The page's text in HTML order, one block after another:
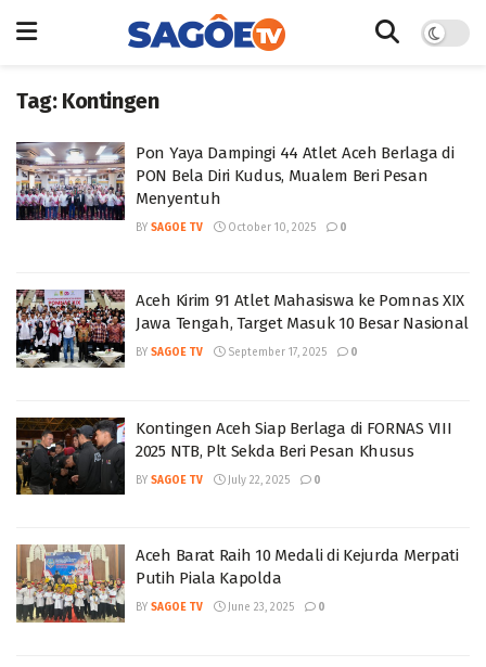
Tag: Kontingen
Pon Yaya Dampingi 44 Atlet Aceh Berlaga di
PON Bela Diri Kudus, Mualem Beri Pesan
Menyentuh
BY SAGOE TV October 10, 2025 0
Aceh Kirim 91 Atlet Mahasiswa ke Pomnas XIX
Jawa Tengah, Target Masuk 10 Besar Nasional
BY SAGOE TV September 17, 2025 0
Kontingen Aceh Siap Berlaga di FORNAS VIII
2025 NTB, Plt Sekda Beri Pesan Khusus
BY SAGOE TV July 22, 2025 0
Aceh Barat Raih 10 Medali di Kejurda Merpati
Putih Piala Kapolda
BY SAGOE TV June 23, 2025 0